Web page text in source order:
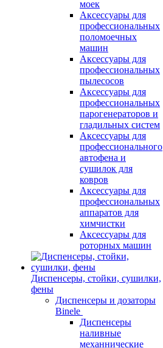
моек
Аксессуары для
профессиональных
поломоечных
машин
Аксессуары для
профессиональных
пылесосов
Аксессуары для
профессиональных
парогенераторов и
гладильных систем
Аксессуары для
профессионального
автофена и
сушилок для
ковров
Аксессуары для
профессиональных
аппаратов для
химчистки
Аксессуары для
роторных машин
Диспенсеры, стойки, сушилки,
фены
Диспенсеры и дозаторы
Binele
Диспенсеры
наливные
механнические